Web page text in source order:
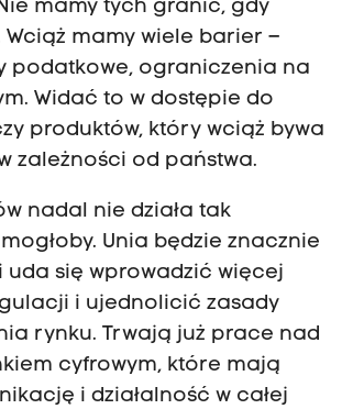
mamy tych granic, gdy
mamy wiele barier –
podatkowe, ograniczenia na
Widać to w dostępie do
produktów, który wciąż bywa
zależności od państwa.
nadal nie działa tak
Unia będzie znacznie
uda się wprowadzić więcej
i ujednolicić zasady
rynku. Trwają już prace nad
cyfrowym, które mają
i działalność w całej